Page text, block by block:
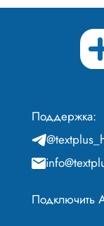
Поддержка:
Подключить